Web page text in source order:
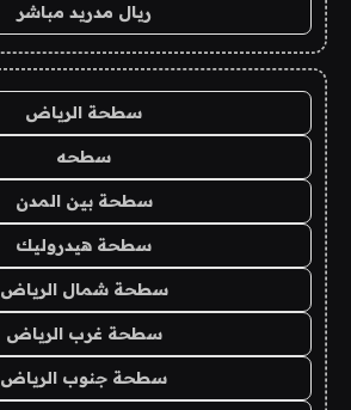
ريال مدريد مباشر
سطحة الرياض
سطحه
سطحة بين المدن
سطحة هيدروليك
سطحة شمال الرياض
سطحة غرب الرياض
سطحة جنوب الرياض